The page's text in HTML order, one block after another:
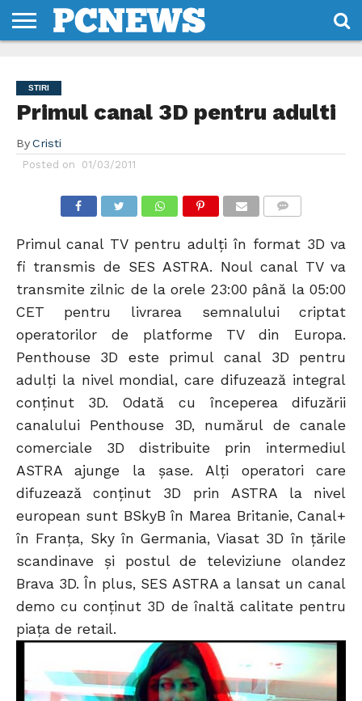
NOI
SI
CONDITII
STIRI
Primul canal 3D pentru adulti
By Cristi
Posted on 01/03/2011
Primul canal TV pentru adulți în format 3D va
fi transmis de SES ASTRA. Noul canal TV va
transmite zilnic de la orele 23:00 până la 05:00
CET pentru livrarea semnalului criptat
operatorilor de platforme TV din Europa.
Penthouse 3D este primul canal 3D pentru
adulţi la nivel mondial, care difuzează integral
conţinut 3D. Odată cu începerea difuzării
canalului Penthouse 3D, numărul de canale
comerciale 3D distribuite prin intermediul
ASTRA ajunge la şase. Alţi operatori care
difuzează conţinut 3D prin ASTRA la nivel
european sunt BSkyB în Marea Britanie, Canal+
în Franţa, Sky în Germania, Viasat 3D în ţările
scandinave şi postul de televiziune olandez
Brava 3D. În plus, SES ASTRA a lansat un canal
demo cu conţinut 3D de înaltă calitate pentru
piaţa de retail.